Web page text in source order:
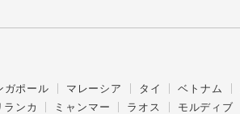
ガポール マレーシア タイ ベトナム
ランカ ミャンマー ラオス モルディブ